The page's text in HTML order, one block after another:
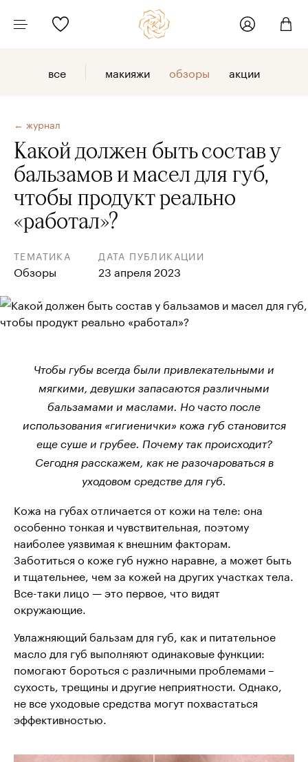
все макияжи обзоры акции
← журнал
Какой должен быть состав у
бальзамов и масел для губ,
чтобы продукт реально
«работал»?
ТЕМАТИКА
Обзоры
ДАТА ПУБЛИКАЦИИ
23 апреля 2023
Чтобы губы всегда были привлекательными и
мягкими, девушки запасаются различными
бальзамами и маслами. Но часто после
использования «гигиенички» кожа губ становится
еще суше и грубее. Почему так происходит?
Сегодня расскажем, как не разочароваться в
уходовом средстве для губ.
Кожа на губах отличается от кожи на теле: она
особенно тонкая и чувствительная, поэтому
наиболее уязвимая к внешним факторам.
Заботиться о коже губ нужно наравне, а может быть
и тщательнее, чем за кожей на других участках тела.
Все-таки лицо — это первое, что видят
окружающие.
Увлажняющий бальзам для губ, как и питательное
масло для губ выполняют одинаковые функции:
помогают бороться с различными проблемами –
сухость, трещины и другие неприятности. Однако,
не все уходовые средства могут похвастаться
эффективностью.